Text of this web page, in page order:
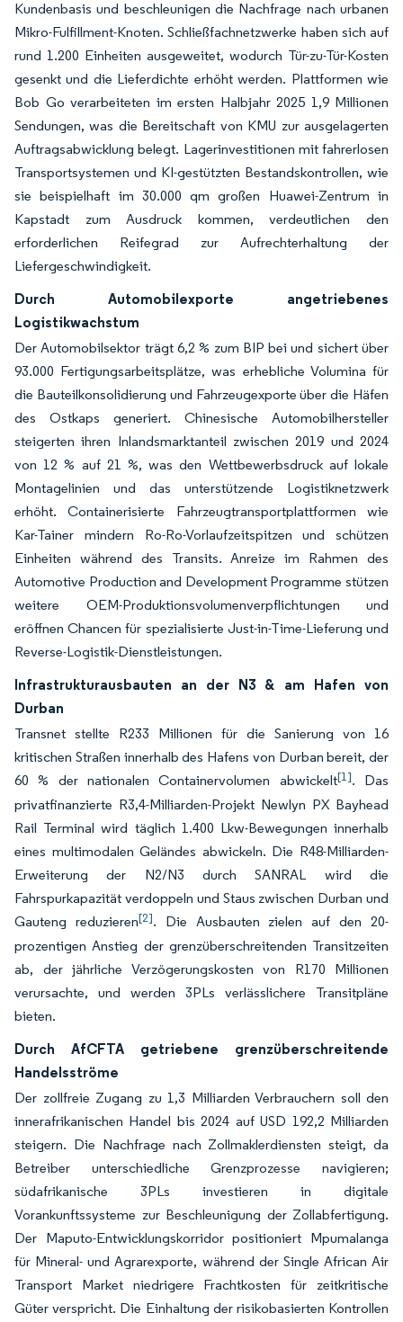
Kundenbasis und beschleunigen die Nachfrage nach urbanen
Mikro-Fulfillment-Knoten. Schließfachnetzwerke haben sich auf
rund 1.200 Einheiten ausgeweitet, wodurch Tür-zu-Tür-Kosten
gesenkt und die Lieferdichte erhöht werden. Plattformen wie
Bob Go verarbeiteten im ersten Halbjahr 2025 1,9 Millionen
Sendungen, was die Bereitschaft von KMU zur ausgelagerten
Auftragsabwicklung belegt. Lagerinvestitionen mit fahrerlosen
Transportsystemen und KI-gestützten Bestandskontrollen, wie
sie beispielhaft im 30.000 qm großen Huawei-Zentrum in
Kapstadt zum Ausdruck kommen, verdeutlichen den
erforderlichen Reifegrad zur Aufrechterhaltung der
Liefergeschwindigkeit.
Durch Automobilexporte angetriebenes
Logistikwachstum
Der Automobilsektor trägt 6,2 % zum BIP bei und sichert über
93.000 Fertigungsarbeitsplätze, was erhebliche Volumina für
die Bauteilkonsolidierung und Fahrzeugexporte über die Häfen
des Ostkaps generiert. Chinesische Automobilhersteller
steigerten ihren Inlandsmarktanteil zwischen 2019 und 2024
von 12 % auf 21 %, was den Wettbewerbsdruck auf lokale
Montagelinien und das unterstützende Logistiknetzwerk
erhöht. Containerisierte Fahrzeugtransportplattformen wie
Kar-Tainer mindern Ro-Ro-Vorlaufzeitspitzen und schützen
Einheiten während des Transits. Anreize im Rahmen des
Automotive Production and Development Programme stützen
weitere OEM-Produktionsvolumenverpflichtungen und
eröffnen Chancen für spezialisierte Just-in-Time-Lieferung und
Reverse-Logistik-Dienstleistungen.
Infrastrukturausbauten an der N3 & am Hafen von
Durban
Transnet stellte R233 Millionen für die Sanierung von 16
kritischen Straßen innerhalb des Hafens von Durban bereit, der
60 % der nationalen Containervolumen abwickelt[1]. Das
privatfinanzierte R3,4-Milliarden-Projekt Newlyn PX Bayhead
Rail Terminal wird täglich 1.400 Lkw-Bewegungen innerhalb
eines multimodalen Geländes abwickeln. Die R48-Milliarden-
Erweiterung der N2/N3 durch SANRAL wird die
Fahrspurkapazität verdoppeln und Staus zwischen Durban und
Gauteng reduzieren[2]. Die Ausbauten zielen auf den 20-
prozentigen Anstieg der grenzüberschreitenden Transitzeiten
ab, der jährliche Verzögerungskosten von R170 Millionen
verursachte, und werden 3PLs verlässlichere Transitpläne
bieten.
Durch AfCFTA getriebene grenzüberschreitende
Handelsströme
Der zollfreie Zugang zu 1,3 Milliarden Verbrauchern soll den
innerafrikanischen Handel bis 2024 auf USD 192,2 Milliarden
steigern. Die Nachfrage nach Zollmaklerdiensten steigt, da
Betreiber unterschiedliche Grenzprozesse navigieren;
südafrikanische 3PLs investieren in digitale
Vorankunftssysteme zur Beschleunigung der Zollabfertigung.
Der Maputo-Entwicklungskorridor positioniert Mpumalanga
für Mineral- und Agrarexporte, während der Single African Air
Transport Market niedrigere Frachtkosten für zeitkritische
Güter verspricht. Die Einhaltung der risikobasierten Kontrollen